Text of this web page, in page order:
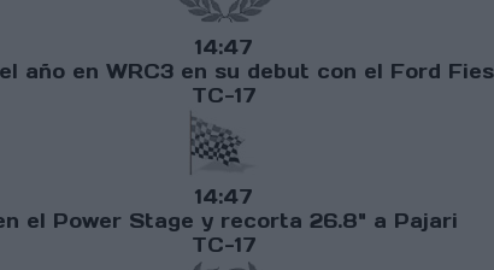
14:47
en WRC3 en su debut con el Ford
TC-17
14:47
el Power Stage y recorta 26.8" a Pajari
TC-17